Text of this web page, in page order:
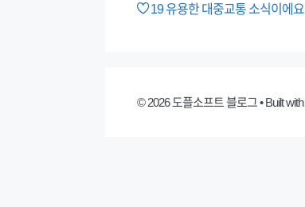
19유용한 대중교통 소식이에요
© 2026 도플소프트 블로그• Built with